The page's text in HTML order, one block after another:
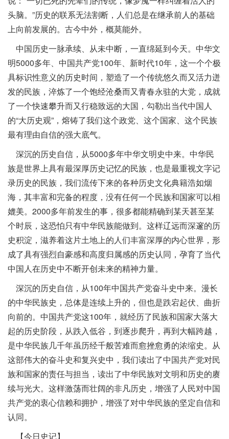
头脑。”历史的联系无法割断，人们总是在继承前人的基础
上向前发展的。古今中外，概莫能外。
中国历史一脉承续、从未中断，一直绵延到今天。中华文
明5000多年、中国共产党100年、新时代10年，这一个个极
具标识性意义的历史时间，塑造了一个传统悠久而又活力迸
发的民族，淬炼了一个饱经沧桑而又青春永驻的大党，成就
了一个快速攀升而又行稳致远的大国，勾勒出当代中国人
的“大历史观”，熔铸了我们这个政党、这个国家、这个民族
最有理由自信的强大底气。
深沉的历史自信，从5000多年中华文明史中来。中华民
族是世界上具有最深厚历史记忆的民族，也是最重视文字记
录历史的民族，我们流传下来的各种历史文化典籍浩如烟
海，其丰富和完备的程度，没有任何一个民族和国家可以相
媲美。2000多年前发生的事，很多都能精确到某天甚至某
个时辰，这恐怕只有中华民族能做到。这样辽远而深邃的历
史积淀，滋养着这片土地上的人们丰富深厚的内心世界，形
成了具有强烈自豪感和高度归属感的历史认同，孕育了当代
中国人在历史中不断开创未来的精神力量。
深沉的历史自信，从100年中国共产党奋斗史中来。漫长
的中华民族史，总体是连续上升的，但也是跌宕起伏、曲折
向前的。中国共产党这100年，就经历了民族和国家大落大
起的历史阶段，从跌入低谷，到逐步爬升，再到大幅跨越，
是中华民族几千年虽历经千般苦难而愈挫愈勇的浓缩史。从
这部伟大的奋斗史和复兴史中，我们读出了中国共产党对民
族和国家的责任与担当，读出了中华民族对文明和历史的赓
续与光大。这样激荡而壮阔的非凡历史，增强了人民对中国
共产党的衷心信赖和拥护，增强了对中华民族的坚定自信和
认同。
【今日史记】